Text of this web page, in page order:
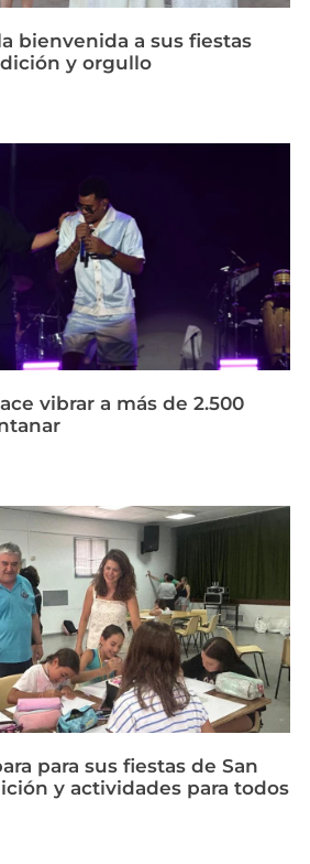
bienvenida a sus fiestas
y orgullo
vibrar a más de 2.500
para sus fiestas de San
y actividades para todos